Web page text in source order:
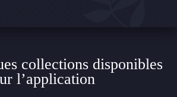
collections disponibles
l’application